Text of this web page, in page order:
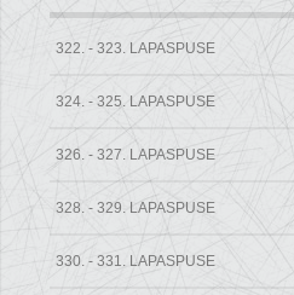
322. - 323. LAPASPUSE
324. - 325. LAPASPUSE
326. - 327. LAPASPUSE
328. - 329. LAPASPUSE
330. - 331. LAPASPUSE